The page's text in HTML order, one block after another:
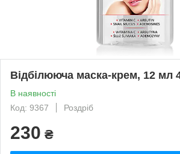
Відбілююча маска-крем, 12 мл
В наявності
Код: 9367
Роздріб
230 ₴